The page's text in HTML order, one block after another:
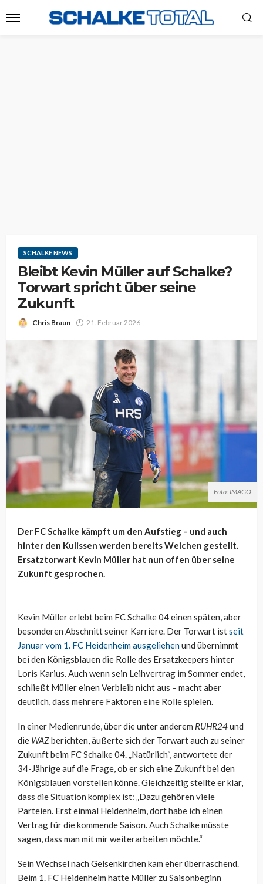
SCHALKE NEWS
Bleibt Kevin Müller auf Schalke?
Torwart spricht über seine
Zukunft
Chris Braun 21. Februar 2026
Foto: IMAGO
Der FC Schalke kämpft um den Aufstieg – und auch
hinter den Kulissen werden bereits Weichen gestellt.
Ersatztorwart Kevin Müller hat nun offen über seine
Zukunft gesprochen.
Kevin Müller erlebt beim FC Schalke 04 einen späten, aber
besonderen Abschnitt seiner Karriere. Der Torwart istseit
Januar vom 1. FC Heidenheim ausgeliehenund übernimmt
bei den Königsblauen die Rolle des Ersatzkeepers hinter
Loris Karius. Auch wenn sein Leihvertrag im Sommer endet,
schließt Müller einen Verbleib nicht aus – macht aber
deutlich, dass mehrere Faktoren eine Rolle spielen.
In einer Medienrunde, über die unter anderem RUHR24und
die WAZberichten, äußerte sich der Torwart auch zu seiner
Zukunft beim FC Schalke 04. „Natürlich“, antwortete der
34-Jährige auf die Frage, ob er sich eine Zukunft bei den
Königsblauen vorstellen könne. Gleichzeitig stellte er klar,
dass die Situation komplex ist: „Dazu gehören viele
Parteien. Erst einmal Heidenheim, dort habe ich einen
Vertrag für die kommende Saison. Auch Schalke müsste
sagen, dass man mit mir weiterarbeiten möchte.“
Sein Wechsel nach Gelsenkirchen kam eher überraschend.
Beim 1. FC Heidenheim hatte Müller zu Saisonbeginn